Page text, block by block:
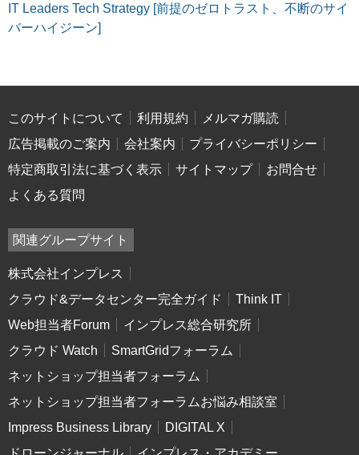
IT Leaders Tech Strategy [前提のゼロトラスト、不断のサイ
バーハイジーン]
このサイトについて 利用規約
メルマガ購読
広告掲載のご案内
会社案内
プライバシーポリシー
特定商取引法に基づく表示
サイトマップ
お問合せ
よくある質問
関連グループサイト
株式会社インプレス
クラウド&データセンター完全ガイド
Think IT
Web担当者Forum
インプレス総合研究所
クラウド Watch
SmartGridフォーラム
ネットショップ担当者フォーラム
ネットショップ担当者フォーラムお悩み相談室
Impress Business Library
DIGITAL X